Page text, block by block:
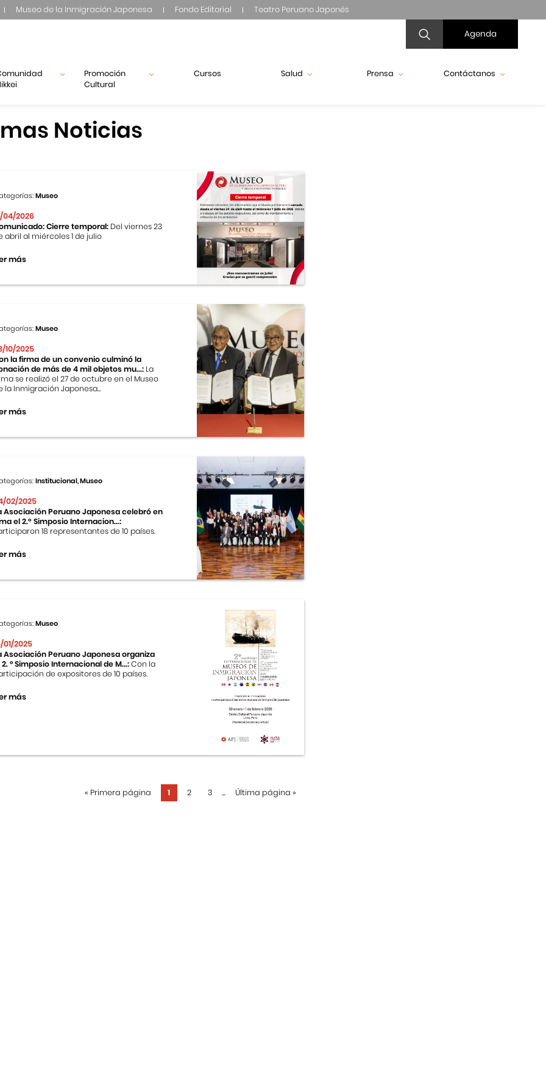
Museo de la Inmigración Japonesa Fondo Editorial Teatro Peruano Japonés
Agenda
Promoción
Cultural
Cursos Salud Prensa Contáctanos
Noticias
Museo
04/2026
Cierre temporal: Del viernes 23
abril al miércoles 1 de julio
más
Museo
10/2025
la firma de un convenio culminó la
de más de 4 mil objetos mu...: La
se realizó el 27 de octubre en el Museo
la Inmigración Japonesa...
más
Institucional, Museo
02/2025
Asociación Peruano Japonesa celebró en
el 2.º Simposio Internacion...:
18 representantes de 10 países.
más
Museo
01/2025
Asociación Peruano Japonesa organiza
2. ° Simposio Internacional de M...:Con la
de expositores de 10 países.
más
« Primera página 1 2 3 ... Última página »